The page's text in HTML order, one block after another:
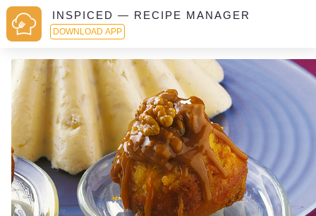
INSPICED — RECIPE MANAGER
DOWNLOAD APP